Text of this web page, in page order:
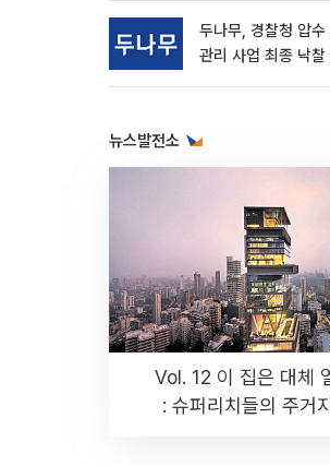
두나무, 경찰청 압수
관리 사업 최종 낙찰
뉴스발전소
Vol. 12 이 집은 대체
: 슈퍼리치들의 주거